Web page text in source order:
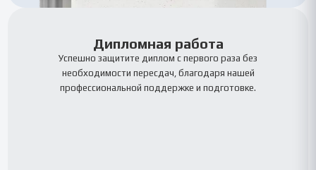
Дипломная работа
Успешно защитите диплом с первого раза без
необходимости пересдач, благодаря нашей
профессиональной поддержке и подготовке.